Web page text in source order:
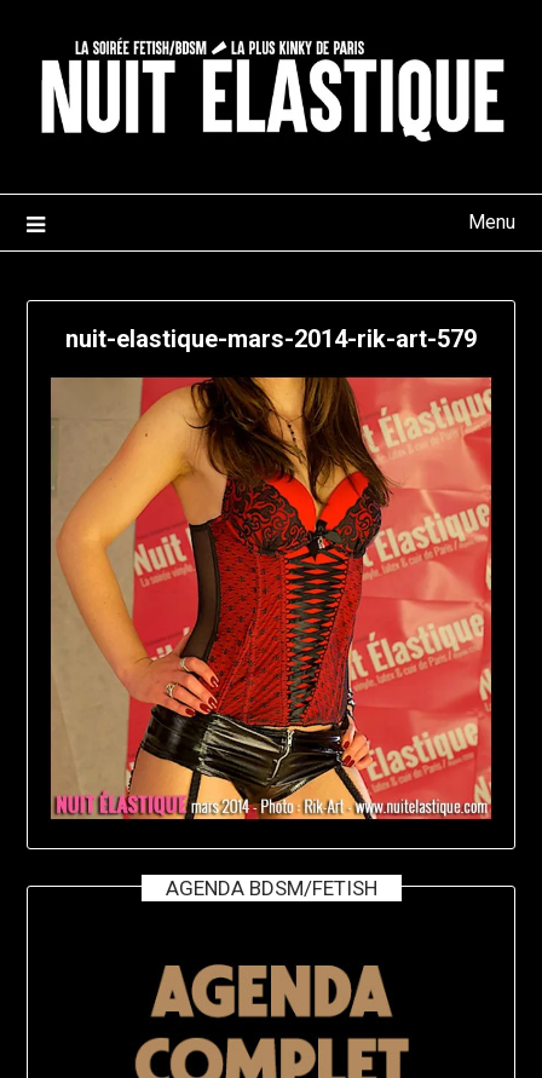
content
Menu
nuit-elastique-mars-2014-rik-art-579
AGENDA BDSM/FETISH